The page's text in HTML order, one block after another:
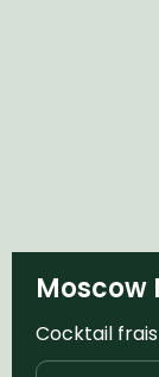
Moscow
Cocktail